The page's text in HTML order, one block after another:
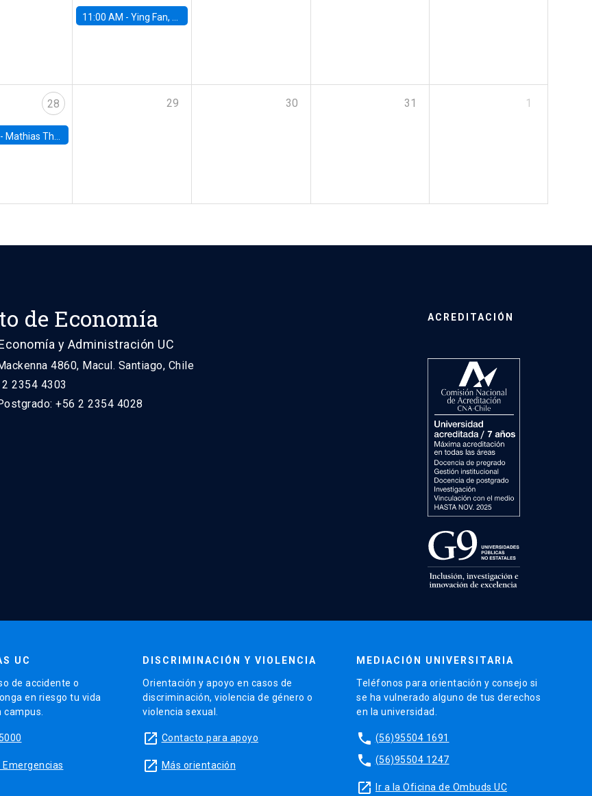
11:00 AM -Ying Fan, University of Michigan
28
Mathias Thoenig, University of Lausanne
29 30 31 1
de Economía
y Administración UC
4860, Macul. Santiago, Chile
2354 4303
+56 2 2354 4028
ACREDITACIÓN
UC
de accidente o
en riesgo tu vida
Emergencias
DISCRIMINACIÓN Y VIOLENCIA
Orientación y apoyo en casos de
discriminación, violencia de género o
violencia sexual.
launch Contacto para apoyo
launch Más orientación
MEDIACIÓN UNIVERSITARIA
Teléfonos para orientación y consejo si
se ha vulnerado alguno de tus derechos
en la universidad.
phone (56)95504 1691
phone (56)95504 1247
launch Ir a la Oficina de Ombuds UC